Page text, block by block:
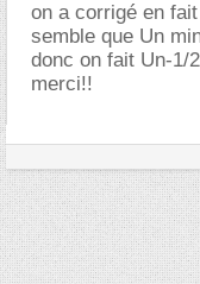
on a corrigé en
semble que Un
donc on fait Un-1/
merci!!